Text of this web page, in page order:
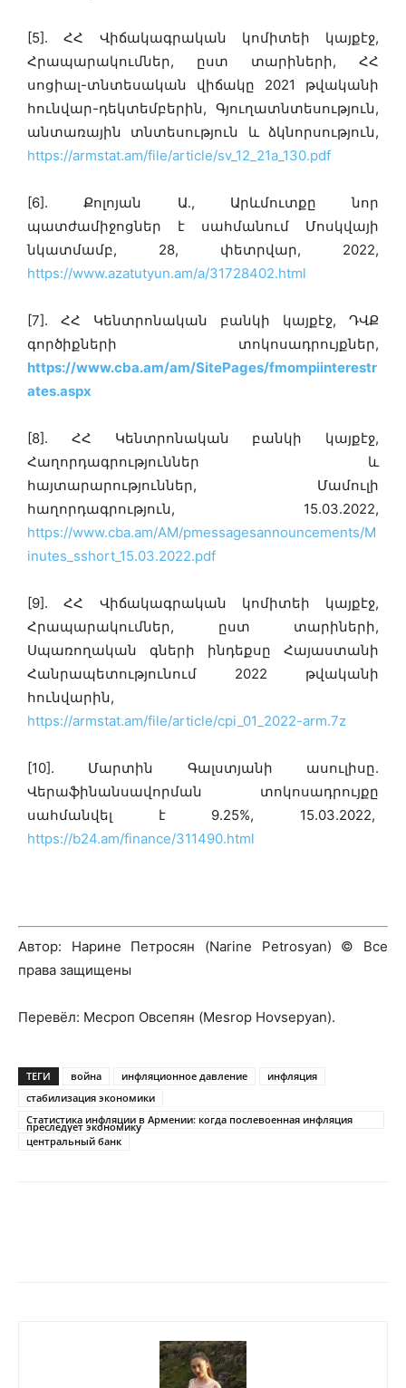
[5]. ՀՀ Վիճակագրական կոմիտեի կայքէջ,
Հրապարակումներ, ըստ տարիների, ՀՀ
սոցիալ-տնտեսական վիճակը 2021 թվականի
հունվար-դեկտեմբերին, Գյուղատնտեսություն,
անտառային տնտեսություն և ձկնորսություն,
https://armstat.am/file/article/sv_12_21a_130.pdf
[6]. Քոլոյան Ա․, Արևմուտքը նոր
պատժամիջոցներ է սահմանում Մոսկվայի
նկատմամբ, 28, փետրվար, 2022,
https://www.azatutyun.am/a/31728402.html
[7]. ՀՀ Կենտրոնական բանկի կայքէջ, ԴՎՔ
գործիքների տոկոսադրույքներ,
https://www.cba.am/am/SitePages/fmompiinterestr
ates.aspx
[8]. ՀՀ Կենտրոնական բանկի կայքէջ,
Հաղորդագրություններ և
հայտարարություններ, Մամուլի
հաղորդագրություն, 15․03․2022,
https://www.cba.am/AM/pmessagesannouncements/M
inutes_sshort_15.03.2022.pdf
[9]. ՀՀ Վիճակագրական կոմիտեի կայքէջ,
Հրապարակումներ, ըստ տարիների,
Սպառողական գների ինդեքսը Հայաստանի
Հանրապետությունում 2022 թվականի
հունվարին,
https://armstat.am/file/article/cpi_01_2022-arm.7z
[10]. Մարտին Գալստյանի ասուլիսը.
Վերաֆինանսավորման տոկոսադրույքը
սահմանվել է 9.25%, 15.03.2022,
https://b24.am/finance/311490.html
Автор: Нарине Петросян (Narine Petrosyan) ©
Все
права защищены
Перевёл: Месроп Овсепян (Mesrop Hovsepyan).
ТЕГИ война инфляционное давление
инфляция
стабилизация экономики
Статистика инфляции в Армении: когда послевоенная инфляция
преследует экономику
центральный банк